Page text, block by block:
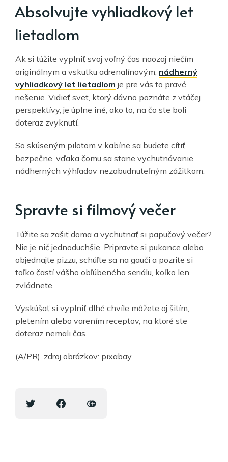
Absolvujte vyhliadkový let
lietadlom
Ak si túžite vyplniť svoj voľný čas naozaj niečím
originálnym a vskutku adrenalínovým, nádherný
vyhliadkový let lietadlom je pre vás to pravé
riešenie. Vidieť svet, ktorý dávno poznáte z vtáčej
perspektívy, je úplne iné, ako to, na čo ste boli
doteraz zvyknutí.
So skúseným pilotom v kabíne sa budete cítiť
bezpečne, vďaka čomu sa stane vychutnávanie
nádherných výhľadov nezabudnuteľným zážitkom.
Spravte si filmový večer
Túžite sa zašiť doma a vychutnať si papučový večer?
Nie je nič jednoduchšie. Pripravte si pukance alebo
objednajte pizzu, schúľte sa na gauči a pozrite si
toľko častí vášho obľúbeného seriálu, koľko len
zvládnete.
Vyskúšať si vyplniť dlhé chvíle môžete aj šitím,
pletením alebo varením receptov, na ktoré ste
doteraz nemali čas.
(A/PR), zdroj obrázkov: pixabay